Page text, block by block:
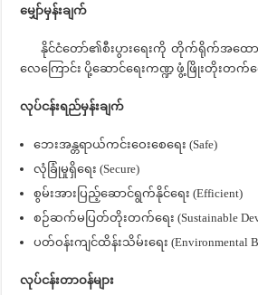
မျှော်မှန်းချက်
နိုင်ငံတော်၏စီးပွားရေးကို တိုက်ရိုက်အထ
လေကြောင်း ပို့ဆောင်ရေးကဏ္ဍ ဖွံ့ဖြိုးတိုးတက်စ
လုပ်ငန်းရည်မှန်းချက်
ဘေးအန္တရာယ်ကင်းဝေးစေရေး (Safe)
လုံခြုံမှုရှိရေး (Secure)
စွမ်းအားပြည့်ဆောင်ရွက်နိုင်ရေး (Efficient)
စဉ်ဆက်မပြတ်တိုးတက်ရေး (Sustainable
ပတ်ဝန်းကျင်ထိန်းသိမ်းရေး (Environmental
လုပ်ငန်းတာဝန်များ